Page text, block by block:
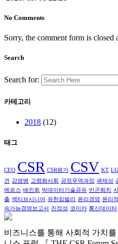
No Comments
Sorry, the comment form is closed
Search
Search for:
카테고리
2018 (12)
태그
CEO CSR CSR평가 CSV KT LG
견
감염병 고령화사회 공정무역과정 곽재성
메르스 배진희 빅데이터기술공유 빈곤퇴치
출 액티브시니어 유한킴벌리 윤리경영 윤리
속가능경영보고서
진정성 코이카 통신데이터
비즈니스를 통해 사회적 가치를